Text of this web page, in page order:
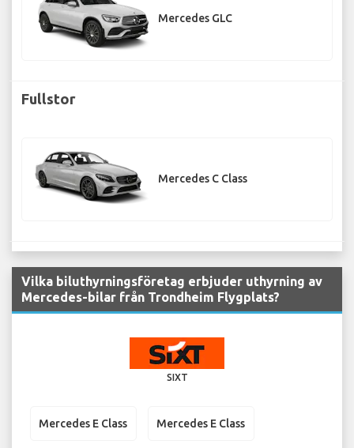
Mercedes GLC
Fullstor
Mercedes C Class
Vilka biluthyrningsföretag erbjuder uthyrning av
Mercedes-bilar från Trondheim Flygplats?
SIXT
Mercedes E Class Mercedes E Class